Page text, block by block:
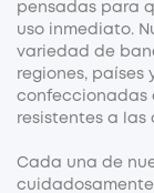
pensadas para
uso inmediato.
variedad de
regiones, países
confeccionadas
resistentes a las
Cada una de